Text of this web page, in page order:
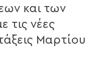
και των
τις νέες
Μαρτίου